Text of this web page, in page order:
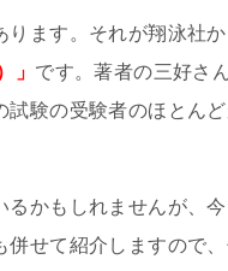
ます。それが翔泳社
」 です。著者の三好さ
験の受験者のほとん
かもしれませんが、今
せて紹介しますので